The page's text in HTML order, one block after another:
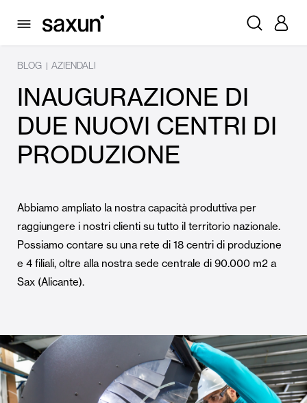
BLOG | AZIENDALI
INAUGURAZIONE DI
DUE NUOVI CENTRI DI
PRODUZIONE
Abbiamo ampliato la nostra capacità produttiva per
raggiungere i nostri clienti su tutto il territorio nazionale.
Possiamo contare su una rete di 18 centri di produzione
e 4 filiali, oltre alla nostra sede centrale di 90.000 m2 a
Sax (Alicante).